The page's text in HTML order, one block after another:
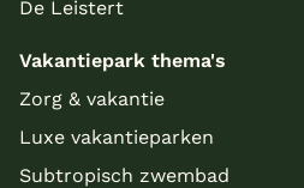
De Leistert
Vakantiepark thema's
Zorg & vakantie
Luxe vakantieparken
Subtropisch zwembad